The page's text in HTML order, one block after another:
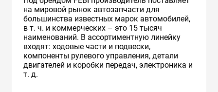
на мировой рынок автозапчасти для
большинства известных марок автомобилей,
в т. ч. и коммерческих – это 15 тысяч
наименований. В ассортиментную линейку
входят: ходовые части и подвески,
компоненты рулевого управления, детали
двигателей и коробки передач, электроника и
т. д.